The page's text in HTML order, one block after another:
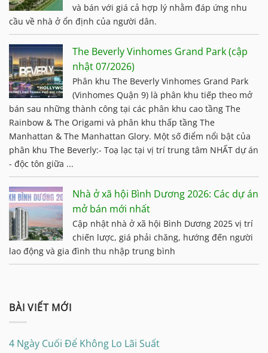
và bán với giá cả hợp lý nhằm đáp ứng nhu
cầu về nhà ở ổn định của người dân.
The Beverly Vinhomes Grand Park (cập
nhật 07/2026)
Phân khu The Beverly Vinhomes Grand Park
(Vinhomes Quận 9) là phân khu tiếp theo mở
bán sau những thành công tại các phân khu cao tầng The
Rainbow & The Origami và phân khu thấp tầng The
Manhattan & The Manhattan Glory. Một số điểm nổi bật của
phân khu The Beverly:- Toạ lạc tại vị trí trung tâm NHẤT dự án
- độc tôn giữa ...
Nhà ở xã hội Bình Dương 2026: Các dự án
mở bán mới nhất
Cập nhật nhà ở xã hội Bình Dương 2025 vị trí
chiến lược, giá phải chăng, hướng đến người
lao động và gia đình thu nhập trung bình
BÀI VIẾT MỚI
4 Ngày Cuối Để Không Lo Lãi Suất